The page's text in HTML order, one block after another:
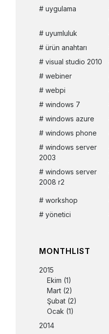
uygulama
uyumluluk
ürün anahtarı
visual studio 2010
webiner
webpi
windows 7
windows azure
windows phone
windows server
2003
windows server
2008 r2
workshop
yönetici
MONTHLIST
2015
Ekim (1)
Mart (2)
Şubat (2)
Ocak (1)
2014